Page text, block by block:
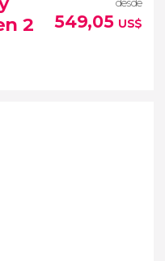
y el valle del
2
desde
549,05 US$